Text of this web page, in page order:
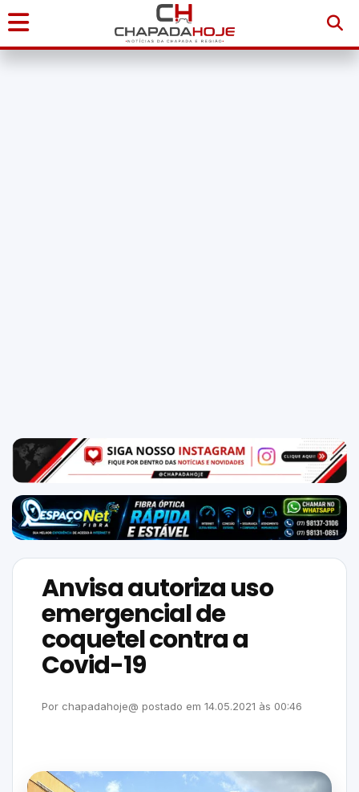
Início
NAS
NOSSAS
REDES
Anvisa autoriza uso
emergencial de
coquetel contra a
Covid-19
Por chapadahoje@ postado em 14.05.2021 às 00:46